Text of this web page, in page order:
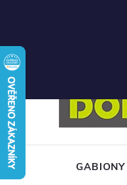
Přejít
na
obsah
GABIONY